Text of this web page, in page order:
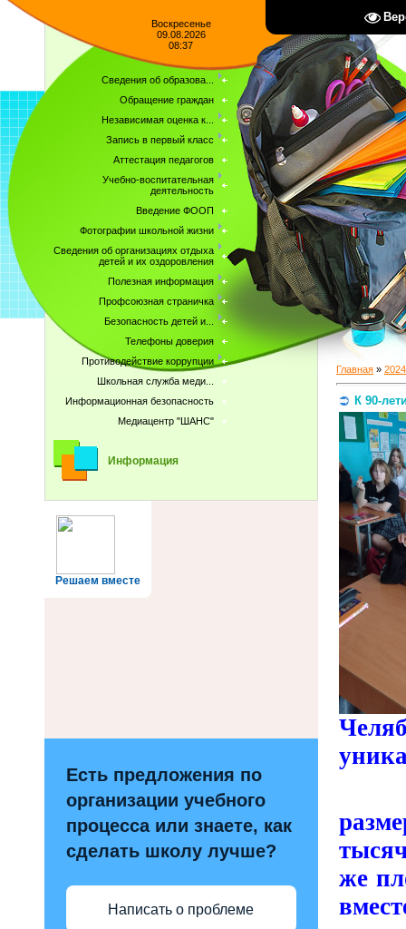
Воскресенье
09.08.2026
08:37
Сведения об образова...
Обращение граждан
Независимая оценка к...
Запись в первый класс
Аттестация педагогов
Учебно-воспитательная
деятельность
Введение ФООП
Фотографии школьной жизни
Сведения об организациях отдыха
детей и их оздоровления
Полезная информация
Профсоюзная страничка
Безопасность детей и...
Телефоны доверия
Противодействие коррупции
Школьная служба меди...
Информационная безопасность
Медиацентр "ШАНС"
Информация
Решаем вместе
Есть предложения по
организации учебного
процесса или знаете, как
сделать школу лучше?
Написать о проблеме
Главная » 2024
К 90-
же